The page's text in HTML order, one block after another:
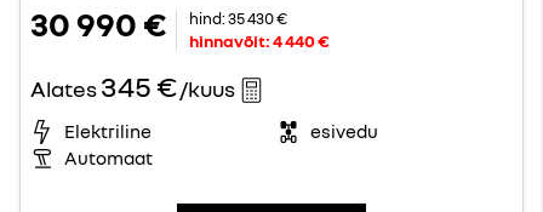
30 990 € hind:35 430 €
hinnavõit:4 440 €
Alates345 €/kuus
Elektriline
esivedu
Automaat